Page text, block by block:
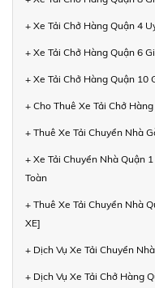
+ Xe Tải Chở Hàng Quận 4
+ Xe Tải Chở Hàng Quận 6
+ Xe Tải Chở Hàng Quận 10
+ Cho Thuê Xe Tải Chở
+ Thuê Xe Tải Chuyển Nhà
+ Xe Tải Chuyển Nhà Quận
Toàn
+ Thuê Xe Tải Chuyển Nhà
XE]
+ Dịch Vụ Xe Tải Chuyển
+ Dịch Vụ Xe Tải Chở Hàng